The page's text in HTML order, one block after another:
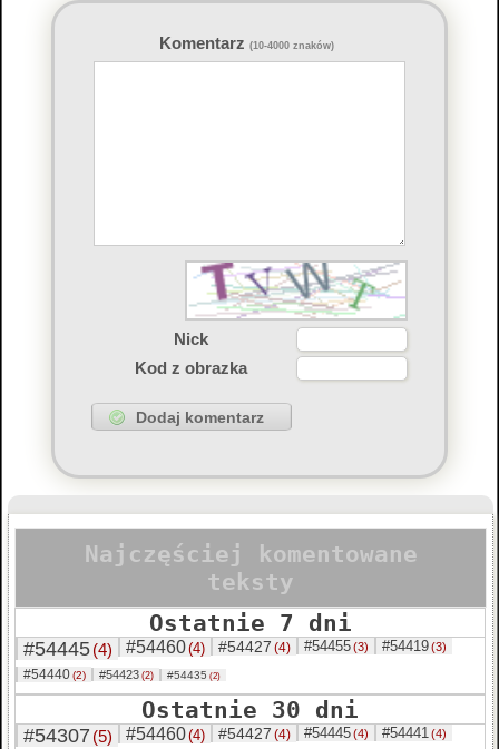
Komentarz (10-4000 znaków)
Nick
Kod z obrazka
Najczęściej komentowane
teksty
Ostatnie 7 dni
#54445(4) #54460(4) #54427 (4) #54455(3) #54419(3)
#54440(2) #54423 (2) #54435 (2)
Ostatnie 30 dni
#54307 (5) #54460(4) #54427 (4) #54445(4) #54441(4)